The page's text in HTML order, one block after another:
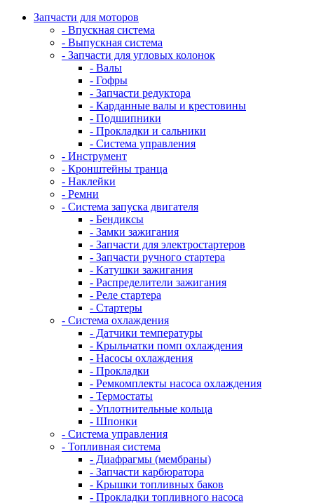
Запчасти для моторов
- Впускная система
- Выпускная система
- Запчасти для угловых колонок
- Валы
- Гофры
- Запчасти редуктора
- Карданные валы и крестовины
- Подшипники
- Прокладки и сальники
- Система управления
- Инструмент
- Кронштейны транца
- Наклейки
- Ремни
- Система запуска двигателя
- Бендиксы
- Замки зажигания
- Запчасти для электростартеров
- Запчасти ручного стартера
- Катушки зажигания
- Распределители зажигания
- Реле стартера
- Стартеры
- Система охлаждения
- Датчики температуры
- Крыльчатки помп охлаждения
- Насосы охлаждения
- Прокладки
- Ремкомплекты насоса охлаждения
- Термостаты
- Уплотнительные кольца
- Шпонки
- Система управления
- Топливная система
- Диафрагмы (мембраны)
- Запчасти карбюратора
- Крышки топливных баков
- Прокладки топливного насоса